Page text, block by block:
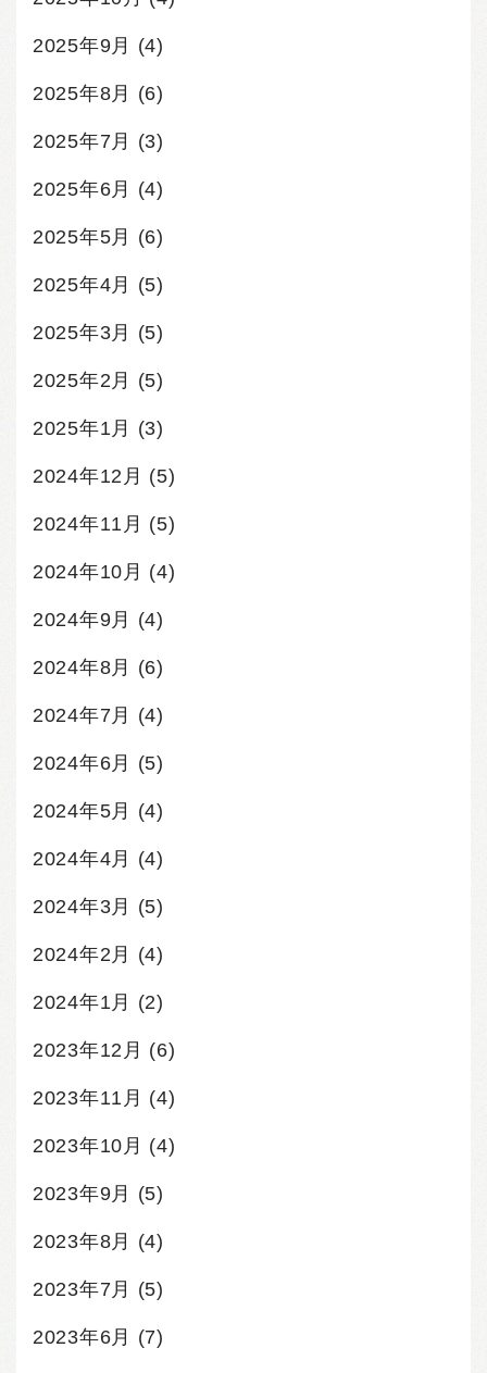
2025年9月 (4)
2025年8月 (6)
2025年7月 (3)
2025年6月 (4)
2025年5月 (6)
2025年4月 (5)
2025年3月 (5)
2025年2月 (5)
2025年1月 (3)
2024年12月 (5)
2024年11月 (5)
2024年10月 (4)
2024年9月 (4)
2024年8月 (6)
2024年7月 (4)
2024年6月 (5)
2024年5月 (4)
2024年4月 (4)
2024年3月 (5)
2024年2月 (4)
2024年1月 (2)
2023年12月 (6)
2023年11月 (4)
2023年10月 (4)
2023年9月 (5)
2023年8月 (4)
2023年7月 (5)
2023年6月 (7)